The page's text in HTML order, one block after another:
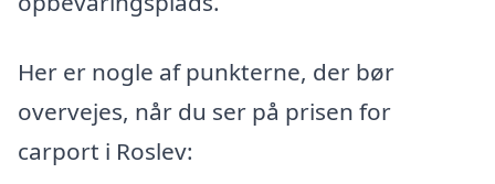
Her er nogle af punkterne, der bør
overvejes, når du ser på prisen for
carport i Roslev: